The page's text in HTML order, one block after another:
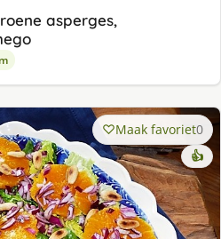
asperges,
Maak favoriet0
👍